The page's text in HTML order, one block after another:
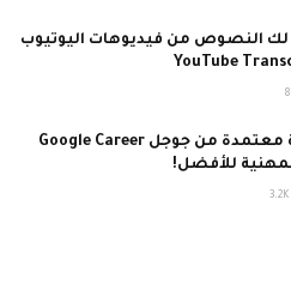
النصوص من فيديوهات اليوتيوب
YouTube
كورسات مجانية معتمدة من جوجل Google Career
للأفضل!